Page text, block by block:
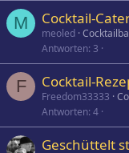
M Cocktail-
meoled
Antworten 3
F Cocktail-
Freedom33333
Antworten 4
Geschüttelt